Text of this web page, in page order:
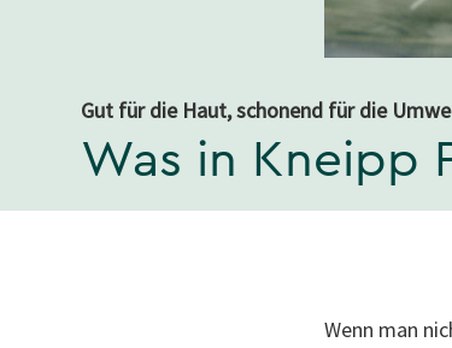
Gut für die Haut, schonend für die
Was in Kneipp
Wenn man